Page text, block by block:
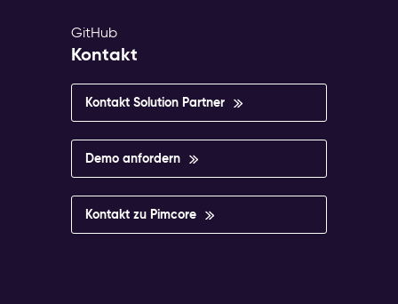
GitHub
Kontakt
Kontakt Solution Partner
Demo anfordern
Kontakt zu Pimcore